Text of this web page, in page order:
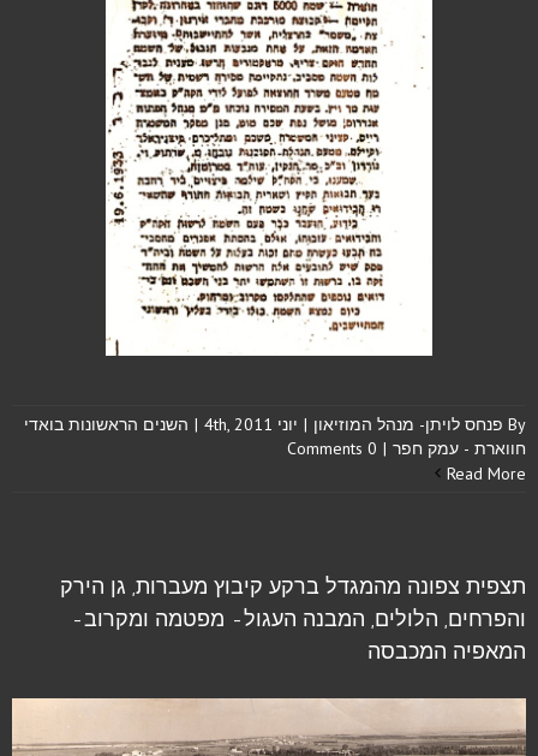
By פנחס לויתן- מנהל המוזיאון | יוני 4th, 2011 | השנים הראשונות בואדי
חווארת - עמק חפר |
0 Comments
Read More
תצפית צפונה מהמגדל ברקע קיבוץ מעברות, גן הירק
והפרחים, הלולים, המבנה העגול- מפטמה ומקרוב-
המאפיה המכבסה